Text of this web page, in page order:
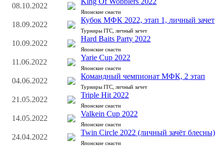
08.10.2022
Японские снасти
18.09.2022
Кубок МФК 2022, этап 1, личный зачет
Турниры ITC, личный зачет
10.09.2022
Hard Baits Party 2022
Японские снасти
11.06.2022
Yarie Cup 2022
Японские снасти
04.06.2022
Командный чемпионат МФК, 2 этап
Турниры ITC, личный зачет
21.05.2022
Triple Hit 2022
Японские снасти
14.05.2022
Valkein Cup 2022
Японские снасти
24.04.2022
Twin Circle 2022 (личный зачёт блесны)
Японские снасти